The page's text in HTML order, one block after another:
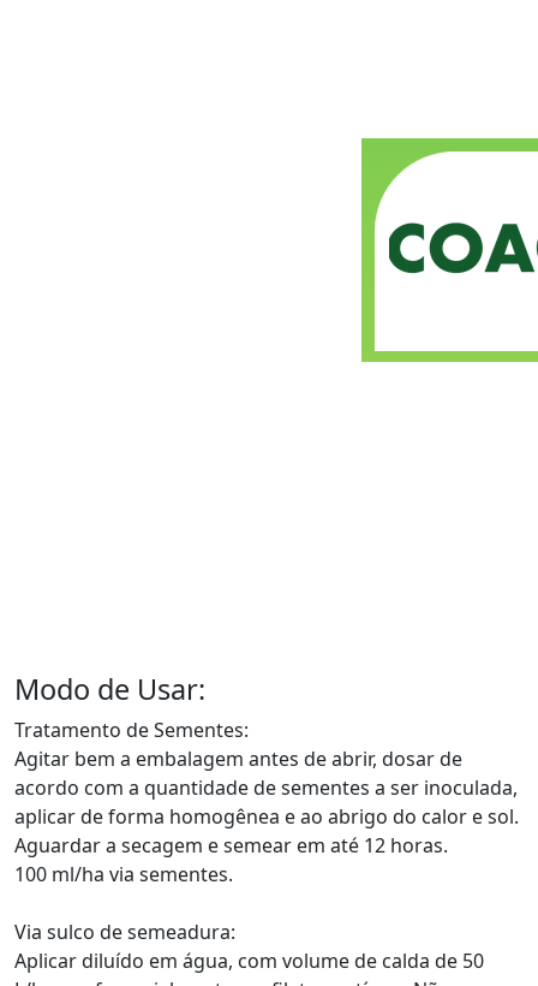
Modo de Usar:
Tratamento de Sementes:
Agitar bem a embalagem antes de abrir, dosar de
acordo com a quantidade de sementes a ser inoculada,
aplicar de forma homogênea e ao abrigo do calor e sol.
Aguardar a secagem e semear em até 12 horas.
100 ml/ha via sementes.
Via sulco de semeadura:
Aplicar diluído em água, com volume de calda de 50